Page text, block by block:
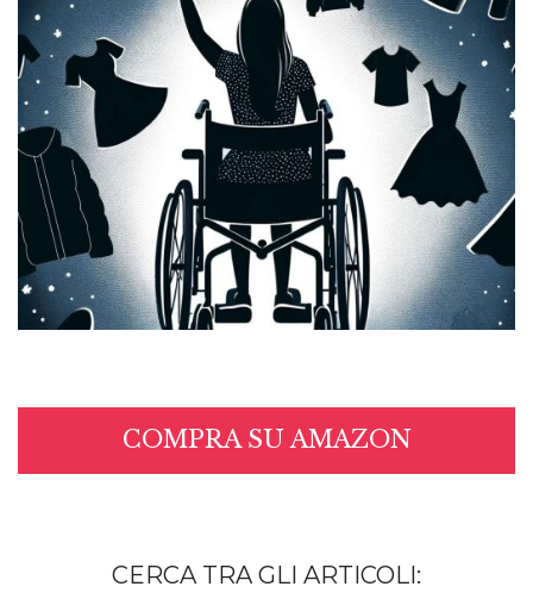
COMPRA SU AMAZON
CERCA TRA GLI ARTICOLI: